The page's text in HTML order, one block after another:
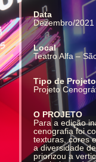
Data
Dezembro/2021
Local
Teatro Alfa –
Tipo de Projeto
Projeto
O PROJETO
Para a edição
cenografia foi
texturas, cores
a diversidade
priorizou a